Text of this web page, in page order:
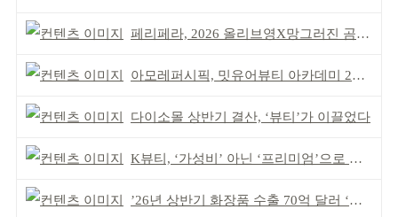
페리페라, 2026 올리브영X망그러진 곰 콜라보
아모레퍼시픽, 밋유어뷰티 아카데미 2기 발대식
다이소몰 상반기 결산, ‘뷰티’가 이끌었다
K뷰티, ‘가성비’ 아닌 ‘프리미엄’으로 승부걸어야
’26년 상반기 화장품 수출 70억 달러 ‘역대 최고’